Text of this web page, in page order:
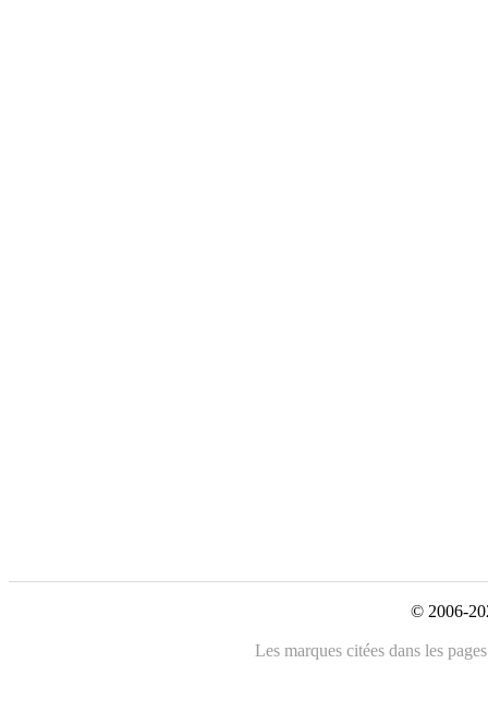
© 2006-
Les marques citées dans les